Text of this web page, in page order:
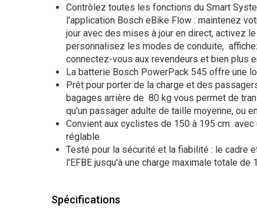
Contrôlez toutes les fonctions du Smart
l'application Bosch eBike Flow : maintenez
jour avec des mises à jour en direct, activez
personnalisez les modes de conduite,
connectez-vous aux revendeurs et bien plus
La batterie Bosch PowerPack 545 offre une
Prêt pour porter de la charge et des
bagages arrière de 80 kg vous permet de
qu'un passager adulte de taille moyenne, ou
Convient aux cyclistes de 150 à 195 cm
réglable
Testé pour la sécurité et la fiabilité : le cadre
l'EFBE jusqu'à une charge maximale totale de
Spécifications